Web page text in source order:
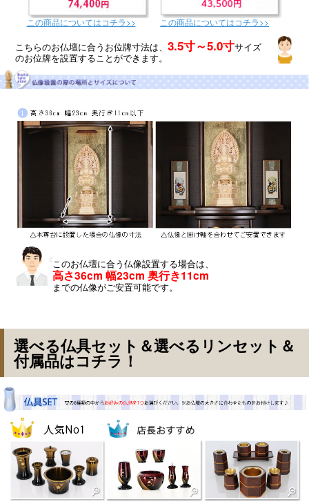
この商品についてはコチラ>> この商品についてはコチラ>>
こちらのお仏壇に合うお位牌寸法は、3.5寸～5.0寸サイズ
のお位牌を設置することができます。
このお仏壇に合う仏像設置する場合は、
高さ36cm 幅23cm 奥行き11cm
までの仏像がご安置可能です。
選べる仏具セット＆選べるリンセット＆
付属品はコチラ！